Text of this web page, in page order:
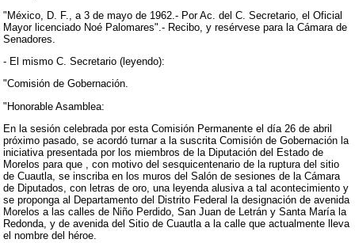
"México, D. F., a 3 de mayo de 1962.- Por Ac. del C. Secretario, el Oficial
Mayor licenciado Noé Palomares".- Recibo, y resérvese para la Cámara de
Senadores.
- El mismo C. Secretario (leyendo):
"Comisión de Gobernación.
"Honorable Asamblea:
En la sesión celebrada por esta Comisión Permanente el día 26 de abril
próximo pasado, se acordó turnar a la suscrita Comisión de Gobernación la
iniciativa presentada por los miembros de la Diputación del Estado de
Morelos para que , con motivo del sesquicentenario de la ruptura del sitio
de Cuautla, se inscriba en los muros del Salón de sesiones de la Cámara
de Diputados, con letras de oro, una leyenda alusiva a tal acontecimiento y
se proponga al Departamento del Distrito Federal la designación de avenida
Morelos a las calles de Niño Perdido, San Juan de Letrán y Santa María la
Redonda, y de avenida del Sitio de Cuautla a la calle que actualmente lleva
el nombre del héroe.